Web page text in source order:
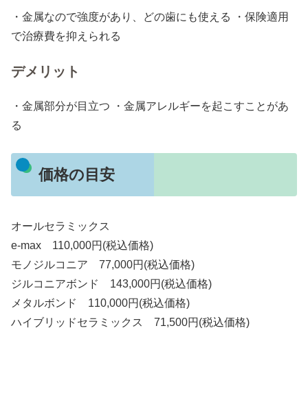
・金属なので強度があり、どの歯にも使える ・保険適用
で治療費を抑えられる
デメリット
・金属部分が目立つ ・金属アレルギーを起こすことがあ
る
価格の目安
オールセラミックス
e-max 110,000円(税込価格)
モノジルコニア 77,000円(税込価格)
ジルコニアボンド 143,000円(税込価格)
メタルボンド 110,000円(税込価格)
ハイブリッドセラミックス 71,500円(税込価格)